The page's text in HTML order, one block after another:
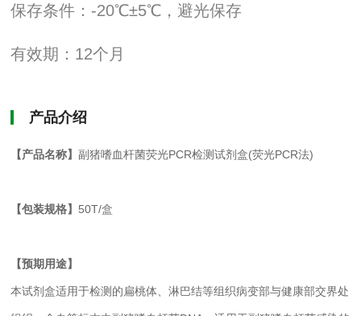
保存条件：-20℃±5℃，避光保存
有效期：12个月
产品介绍
【产品名称】副猪嗜血杆菌荧光PCR检测试剂盒(荧光PCR法)
【包装规格】 50T/盒
【预期用途】
本试剂盒适用于检测的扁桃体、淋巴结等组织病变部与健康部交界处